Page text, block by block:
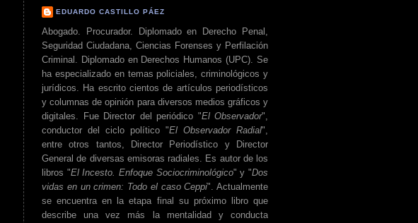
EDUARDO CASTILLO PÁEZ
Abogado. Procurador. Diplomado en Derecho Penal,
Seguridad Ciudadana, Ciencias Forenses y Perfilación
Criminal. Diplomado en Derechos Humanos (UPC). Se
ha especializado en temas policiales, criminológicos y
jurídicos. Ha escrito cientos de artículos periodísticos
y columnas de opinión para diversos medios gráficos y
digitales. Fue Director del periódico "El Observador",
conductor del ciclo político "El Observador Radial",
entre otros tantos, Director Periodístico y Director
General de diversas emisoras radiales. Es autor de los
libros "El Incesto. Enfoque Sociocriminológico" y "Dos
vidas en un crimen: Todo el caso Ceppi". Actualmente
se encuentra en la etapa final su próximo libro que
describe una vez más la mentalidad y conducta